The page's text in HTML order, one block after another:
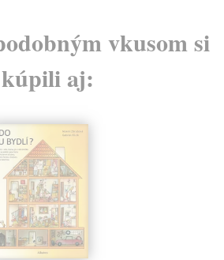
vkusom si
kúpili aj: